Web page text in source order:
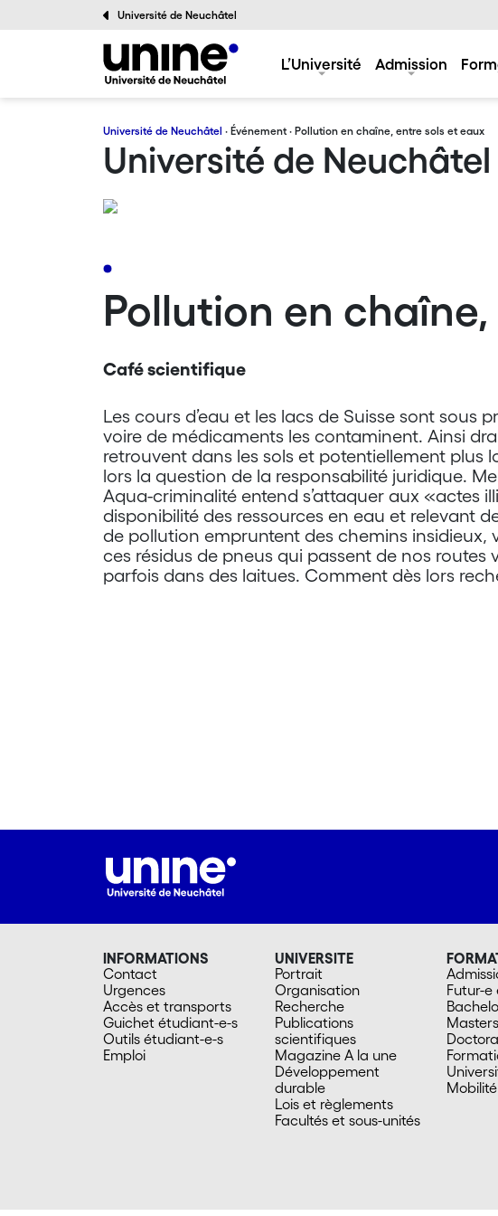
Université de Neuchâtel
L’Université Admission
Université de Neuchâtel · Événement· Pollution en chaîne, entre sols et eaux
Université de Neuchâtel
Pollution en
Café scientifique
Les cours d’eau et les lacs de Suisse sont sous
voire de médicaments les contaminent. Ainsi
retrouvent dans les sols et potentiellement plus
lors la question de la responsabilité juridique.
Aqua-criminalité entend s’attaquer aux «actes
disponibilité des ressources en eau et relevant
de pollution empruntent des chemins insidieux,
ces résidus de pneus qui passent de nos
parfois dans des laitues. Comment dès lors
INFORMATIONS
Contact
Urgences
Accès et transports
Guichet étudiant-e-s
Outils étudiant-e-s
Emploi
UNIVERSITE
Portrait
Organisation
Recherche
Publications
scientifiques
Magazine A la une
Développement
durable
Lois et règlements
Facultés et sous-unités
Futur-
Masters
Mobilité